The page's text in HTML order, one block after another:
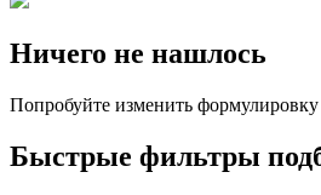
Ничего не нашлось
Попробуйте изменить
Быстрые фильтры